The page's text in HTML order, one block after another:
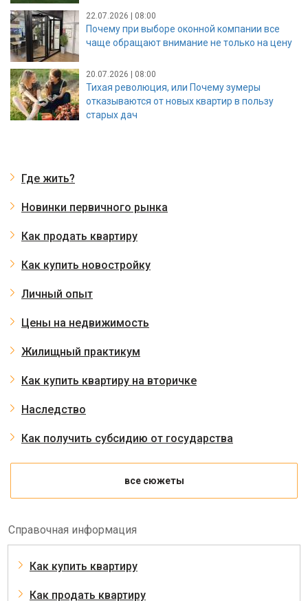
22.07.2026 | 08:00
Почему при выборе оконной компании все
чаще обращают внимание не только на цену
20.07.2026 | 08:00
Тихая революция, или Почему зумеры
отказываются от новых квартир в пользу
старых дач
Где жить?
Новинки первичного рынка
Как продать квартиру
Как купить новостройку
Личный опыт
Цены на недвижимость
Жилищный практикум
Как купить квартиру на вторичке
Наследство
Как получить субсидию от государства
все сюжеты
Справочная информация
Как купить квартиру
Как продать квартиру